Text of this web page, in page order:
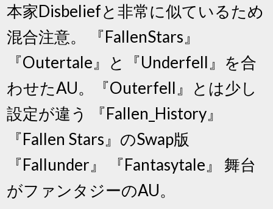
本家Disbeliefと非常に似ているため
混合注意。 『FallenStars』
『Outertale』と『Underfell』を合
わせたAU。『Outerfell』とは少し
設定が違う 『Fallen_History』
『Fallen Stars』のSwap版
『Fallunder』 『Fantasytale』 舞台
がファンタジーのAU。